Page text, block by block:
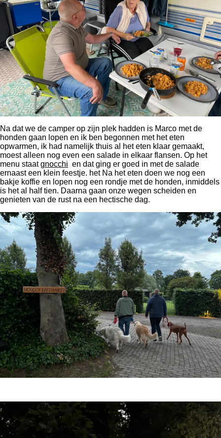
Na dat we de camper op zijn plek hadden is Marco met de
honden gaan lopen en ik ben begonnen met het eten
opwarmen, ik had namelijk thuis al het eten klaar gemaakt,
moest alleen nog even een salade in elkaar flansen. Op het
menu staatgnocchi en dat ging er goed in met de salade
ernaast een klein feestje. het Na het eten doen we nog een
bakje koffie en lopen nog een rondje met de honden, inmiddels
is het al half tien. Daarna gaan onze wegen scheiden en
genieten van de rust na een hectische dag.